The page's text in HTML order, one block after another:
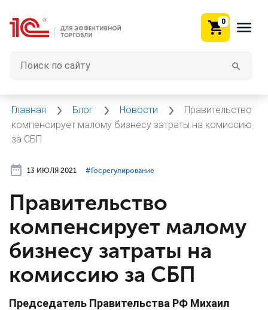
0
Главная Блог Новости
Правительство
компенсирует малому бизнесу затраты на комиссию
за СБП
13 ИЮЛЯ 2021 #⁣Госрегулирование
Правительство
компенсирует малому
бизнесу затраты на
комиссию за СБП
Председатель Правительства РФ Михаил